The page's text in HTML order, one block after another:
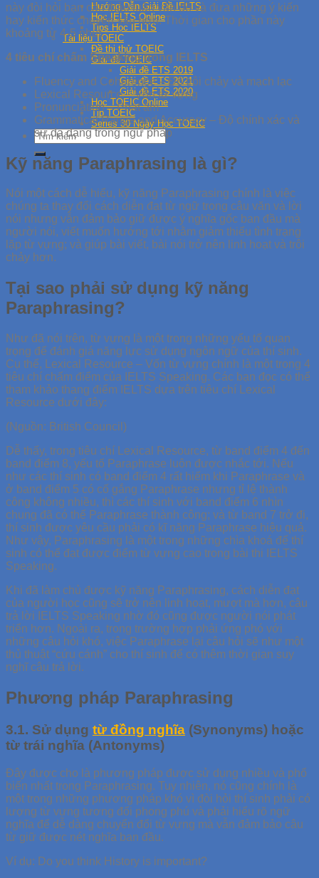
Hướng Dẫn Giải Đề IELTS
Học IELTS Online
Tips Học IELTS
Tài liệu TOEIC
Đề thi thử TOEIC
Giải đề TOEIC
Giải đề ETS 2019
Giải đề ETS 2021
Giải đề ETS 2020
Học TOEIC Online
Tip TOEIC
Series 30 Ngày Học TOEIC
này đòi hỏi bạn cần thảo luận vấn đề và đưa những ý kiến
hay kiến thức chuyên sâu hơn. Thời gian cho phần này
khoảng từ 4-5 phút.
4 tiêu chí chấm Speaking trong IELTS
Fluency and Coherence – Độ trôi chảy và mạch lạc
Lexical Resource – Vốn từ vựng
Pronunciation – Phát âm
Grammatical Range and Accuracy – Độ chính xác và
sự đa dạng trong ngữ pháp
Kỹ năng Paraphrasing là gì?
Nói một cách dễ hiểu, kỹ năng Paraphrasing chính là việc
chúng ta thay đổi cách diễn đạt từ ngữ trong câu văn và lời
nói nhưng vẫn đảm bảo giữ được ý nghĩa gốc ban đầu mà
người nói, viết muốn hướng tới nhằm giảm thiểu tình trạng
lặp từ vựng; và giúp bài viết, bài nói trở nên linh hoạt và trôi
chảy hơn.
Tại sao phải sử dụng kỹ năng
Paraphrasing?
Như đã nói trên, từ vựng là một trong những yếu tố quan
trọng để đánh giá năng lực sử dụng ngôn ngữ của thí sinh.
Cụ thể, Lexical Resource – Vốn từ vựng chính là một trong 4
tiêu chí chấm điểm của IELTS Speaking. Các bạn đọc có thể
tham khảo thang điểm IELTS dựa trên tiêu chí Lexical
Resource dưới đây:
(Nguồn: British Council)
Dễ thấy, trong tiêu chí Lexical Resource, từ band điểm 4 đến
band điểm 8, yếu tố Paraphrase luôn được nhắc tới. Nếu
như các thí sinh có band điểm 4 rất hiếm khi Paraphrase và
ở band điểm 5 có cố gắng Paraphrase nhưng tỉ lệ thành
công không nhiều, thì các thí sinh với band điểm 6 nhìn
chung đã có thể Paraphrase thành công; và từ band 7 trở đi,
thí sinh được yêu cầu phải có kĩ năng Paraphrase hiệu quả.
Như vậy, Paraphrasing là một trong những chìa khoá để thí
sinh có thể đạt được điểm từ vựng cao trong bài thi IELTS
Speaking.
Khi đã làm chủ được kỹ năng Paraphrasing, cách diễn đạt
của người học cũng sẽ trở nên linh hoạt, mượt mà hơn, câu
trả lời IELTS Speaking nhờ đó cũng được người nói phát
triển hơn. Ngoài ra, trong trường hợp phải ứng phó với
những câu hỏi khó, việc Paraphrase lại câu hỏi sẽ như một
thủ thuật “cứu cánh” cho thí sinh để có thêm thời gian suy
nghĩ câu trả lời.
Phương pháp Paraphrasing
3.1. Sử dụng từ đồng nghĩa (Synonyms) hoặc
từ trái nghĩa (Antonyms)
Đây được cho là phương pháp được sử dụng nhiều và phổ
biến nhất trong Paraphrasing. Tuy nhiên, nó cũng chính là
một trong những phương pháp khó vì đòi hỏi thí sinh phải có
lượng từ vựng tương đối phong phú và phải hiểu rõ ngữ
nghĩa để dễ dàng chuyển đổi từ vựng mà vẫn đảm bảo câu
từ giữ được nét nghĩa ban đầu.
Ví dụ: Do you think History is important?